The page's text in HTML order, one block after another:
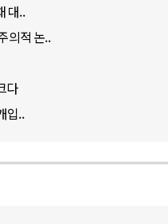
대..
의적 논..
다
입..